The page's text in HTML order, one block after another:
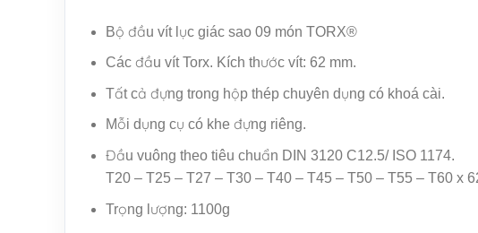
Bộ đầu vít lục giác sao 09 món TORX®
Các đầu vít Torx. Kích thước vít: 62 mm.
Tất cả đựng trong hộp thép chuyên dụng có khoá cài.
Mỗi dụng cụ có khe đựng riêng.
Đầu vuông theo tiêu chuẩn DIN 3120 C12.5/ ISO 1174.
T20 – T25 – T27 – T30 – T40 – T45 – T50 – T55 – T60 x
Trọng lượng: 1100g